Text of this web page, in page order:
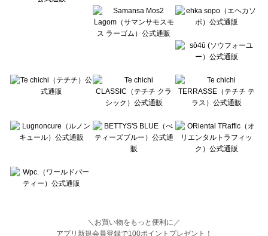
＼お買い物をもっと便利に／
アプリ新規会員登録で100ポイントプレゼント！